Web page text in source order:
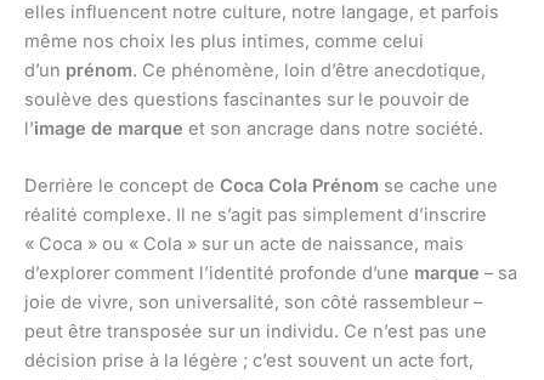
elles influencent notre culture, notre langage, et parfois
même nos choix les plus intimes, comme celui
d’un prénom. Ce phénomène, loin d’être anecdotique,
soulève des questions fascinantes sur le pouvoir de
l’image de marque et son ancrage dans notre société.
Derrière le concept de Coca Cola Prénom se cache une
réalité complexe. Il ne s’agit pas simplement d’inscrire
« Coca » ou « Cola » sur un acte de naissance, mais
d’explorer comment l’identité profonde d’une marque – sa
joie de vivre, son universalité, son côté rassembleur –
peut être transposée sur un individu. Ce n’est pas une
décision prise à la légère ; c’est souvent un acte fort,